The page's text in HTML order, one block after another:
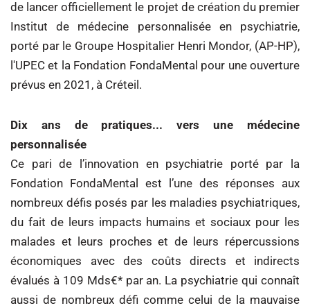
de lancer officiellement le projet de création du premier
Institut de médecine personnalisée en psychiatrie,
porté par le Groupe Hospitalier Henri Mondor, (AP-HP),
l'UPEC et la Fondation FondaMental pour une ouverture
prévus en 2021, à Créteil.
Dix ans de pratiques... vers une médecine
personnalisée
Ce pari de l’innovation en psychiatrie porté par la
Fondation FondaMental est l’une des réponses aux
nombreux défis posés par les maladies psychiatriques,
du fait de leurs impacts humains et sociaux pour les
malades et leurs proches et de leurs répercussions
économiques avec des coûts directs et indirects
évalués à 109 Mds€* par an. La psychiatrie qui connaît
aussi de nombreux défi comme celui de la mauvaise